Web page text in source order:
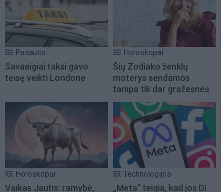
Pasaulis
Savaeigiai taksi gavo
teisę veikti Londone
Horoskopai
Šių Zodiako ženklų
moterys sendamos
tampa tik dar gražesnės
Horoskopai
Vaikas Jautis: ramybė,
Technologijos
„Meta“ teigia, kad jos DI